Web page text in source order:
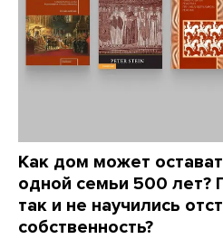
Как дом может
одной семьи 500 лет?
так и не научились
собственность?